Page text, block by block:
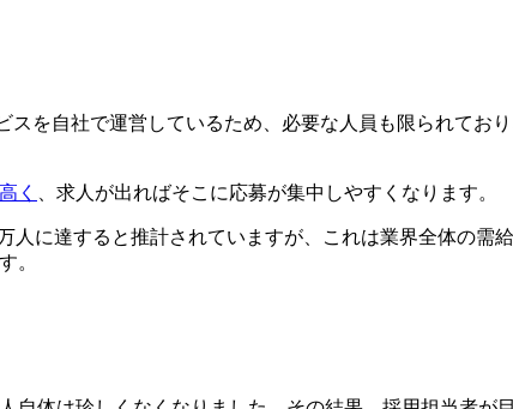
スを自社で運営しているため、必要な人員も限られてお
く 、求人が出ればそこに応募が集中しやすくなります。
人に達する と推計されていますが、これは業界全体の需
。